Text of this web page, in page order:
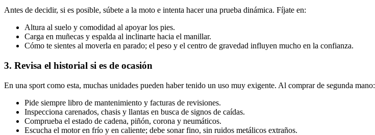
Antes de decidir, si es posible, súbete a la moto e intenta hacer una prueba dinámica. Fíjate en:
Altura al suelo y comodidad al apoyar los pies.
Carga en muñecas y espalda al inclinarte hacia el manillar.
Cómo te sientes al moverla en parado; el peso y el centro de gravedad influyen mucho en la confianza.
3. Revisa el historial si es de ocasión
En una sport como esta, muchas unidades pueden haber tenido un uso muy exigente. Al comprar de segunda mano:
Pide siempre libro de mantenimiento y facturas de revisiones.
Inspecciona carenados, chasis y llantas en busca de signos de caídas.
Comprueba el estado de cadena, piñón, corona y neumáticos.
Escucha el motor en frío y en caliente; debe sonar fino, sin ruidos metálicos extraños.